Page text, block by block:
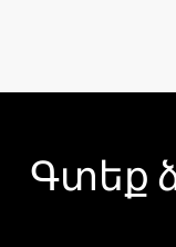
Գտեք